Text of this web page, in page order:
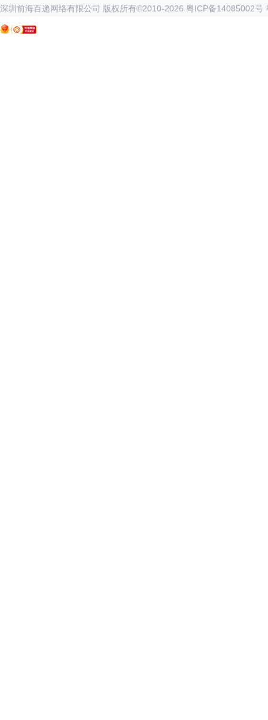
深圳前海百递网络有限公司 版权所有©2010-2026 粤ICP备14085002号